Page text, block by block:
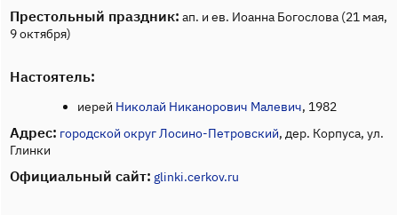
Престольный праздник: ап. и ев. Иоанна Богослова (21 мая,
9 октября)
Настоятель:
иерей Николай Никанорович Малевич, 1982
Адрес: городской округ Лосино-Петровский, дер. Корпуса, ул.
Глинки
Официальный сайт: glinki.cerkov.ru